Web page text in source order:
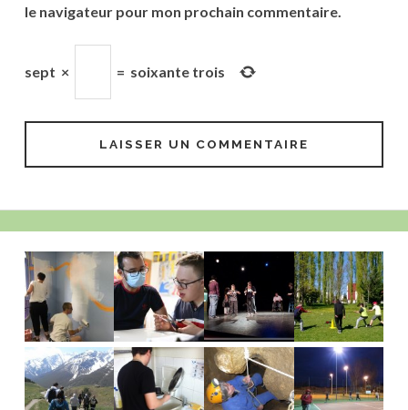
le navigateur pour mon prochain commentaire.
sept × = soixante trois
Barre
latérale
principale